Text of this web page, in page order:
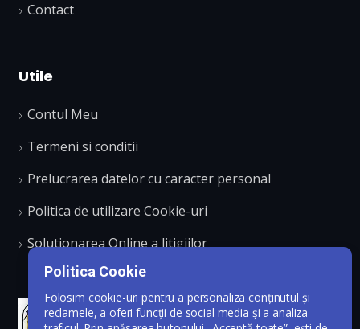
Contact
Utile
Contul Meu
Termeni si conditii
Prelucrarea datelor cu caracter personal
Politica de utilizare Cookie-uri
Solutionarea Online a litigiilor
Politica Cookie
Folosim cookie-uri pentru a personaliza conținutul și
reclamele, a oferi funcții de social media și a analiza